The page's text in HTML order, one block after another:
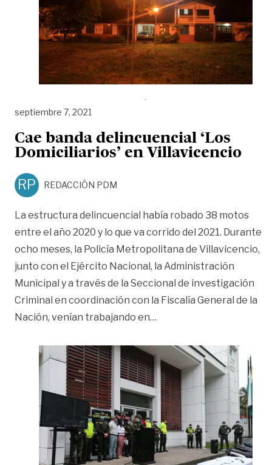
septiembre 7, 2021
Cae banda delincuencial ‘Los
Domiciliarios’ en Villavicencio
RP REDACCIÓN PDM
La estructura delincuencial había robado 38 motos
entre el año 2020 y lo que va corrido del 2021. Durante
ocho meses, la Policía Metropolitana de Villavicencio,
junto con el Ejército Nacional, la Administración
Municipal y a través de la Seccional de investigación
Criminal en coordinación con la Fiscalía General de la
Nación, venían trabajando en…